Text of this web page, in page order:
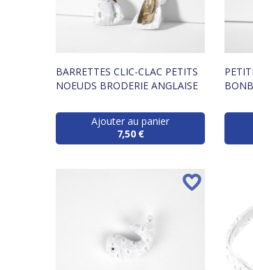
BARRETTES CLIC-CLAC PETITS
NOEUDS BRODERIE ANGLAISE
Ajouter au panier
7,50 €